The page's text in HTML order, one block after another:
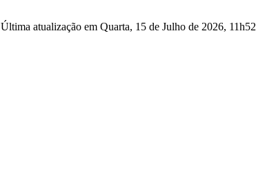
Última atualização em Quarta, 15 de Julho de 2026, 11h52